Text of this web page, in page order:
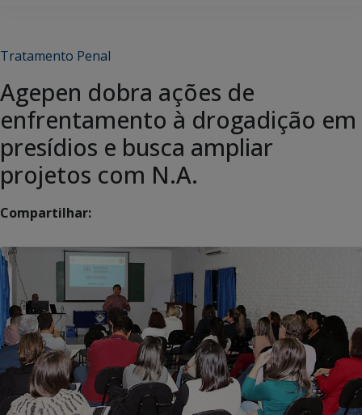
Tratamento Penal
Agepen dobra ações de
enfrentamento à drogadição em
presídios e busca ampliar
projetos com N.A.
Compartilhar: